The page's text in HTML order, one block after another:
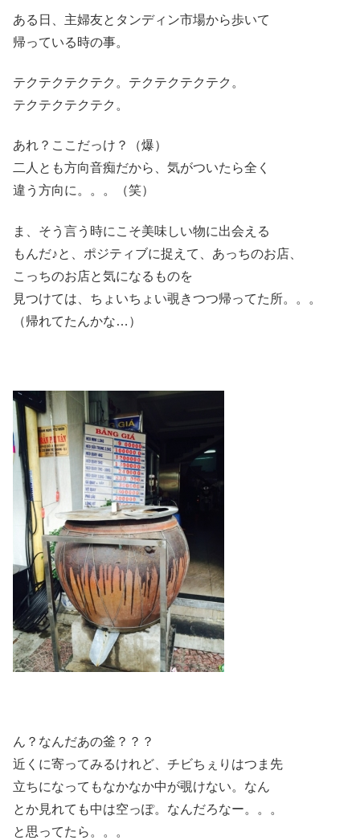
ある日、主婦友とタンディン市場から歩いて
帰っている時の事。
テクテクテクテク。テクテクテクテク。
テクテクテクテク。
あれ？ここだっけ？（爆）
二人とも方向音痴だから、気がついたら全く
違う方向に。。。（笑）
ま、そう言う時にこそ美味しい物に出会える
もんだ♪と、ポジティブに捉えて、あっちのお店、
こっちのお店と気になるものを
見つけては、ちょいちょい覗きつつ帰ってた所。。。
（帰れてたんかな…）
ん？なんだあの釜？？？
近くに寄ってみるけれど、チビちぇりはつま先
立ちになってもなかなか中が覗けない。なん
とか見れても中は空っぽ。なんだろなー。。。
と思ってたら。。。